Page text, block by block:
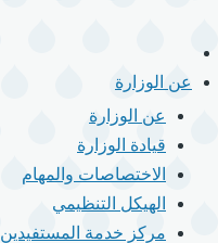
القائمة
الرئيسية
عن الوزارة
عن الوزارة
قيادة الوزارة
الاختصاصات والمهام
الهيكل التنظيمي
مركز خدمة المستفيدين